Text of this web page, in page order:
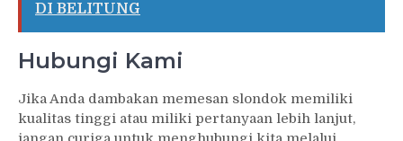
DI BELITUNG
Hubungi Kami
Jika Anda dambakan memesan slondok memiliki
kualitas tinggi atau miliki pertanyaan lebih lanjut,